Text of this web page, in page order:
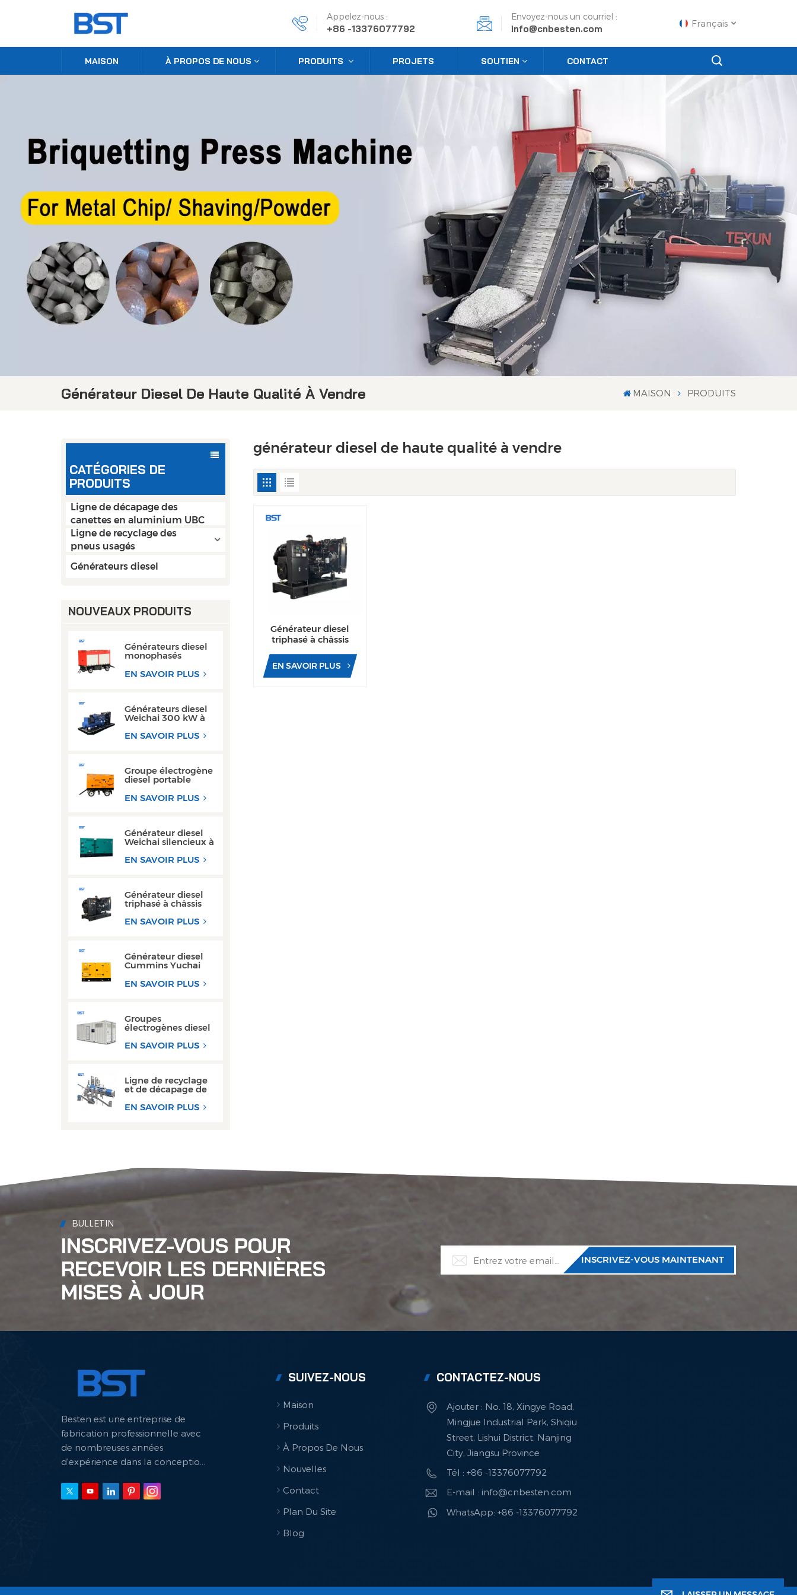
Appelez-nous :
+86 -13376077792
Envoyez-nous un courriel :
info@cnbesten.com
Français
English
Español
Português
عربي
日语
MAISON À PROPOS DE NOUS PRODUITS PROJETS SOUTIEN CONTACT
Générateur Diesel De Haute Qualité À Vendre MAISON PRODUITS
CATÉGORIES DE
PRODUITS
Ligne de décapage des
canettes en aluminium UBC
Ligne de recyclage des
pneus usagés
Générateurs diesel
NOUVEAUX PRODUITS
Générateurs diesel
monophasés
80 kW AC avec
EN SAVOIR PLUS
Générateurs diesel
Weichai 300 kW à
les opérations de
EN SAVOIR PLUS
Groupe électrogène
diesel portable
triphasé super
silencieux de type
EN SAVOIR PLUS
Générateur diesel
Weichai silencieux à
150 kVA à 200 kVA
EN SAVOIR PLUS
Générateur diesel
triphasé à châssis
ouvert haute
performance avec
EN SAVOIR PLUS
Générateur diesel
Cummins Yuchai
kW 200 kW pour
EN SAVOIR PLUS
Groupes
électrogènes diesel
de type conteneur
300 kW et 350 kVA,
EN SAVOIR PLUS
Ligne de recyclage
et de décapage de
canettes en
aluminium haute
EN SAVOIR PLUS
générateur diesel de haute qualité à vendre
Générateur diesel
triphasé à châssis
performance avec
moteur Yuchai
EN SAVOIR PLUS
BULLETIN
INSCRIVEZ-VOUS POUR
RECEVOIR LES DERNIÈRES
MISES À JOUR
Besten est une entreprise de
fabrication professionnelle avec
de nombreuses années
d'expérience dans la conception
hydrauliques.
SUIVEZ-NOUS
Maison
Produits
À Propos De Nous
Nouvelles
Contact
Plan Du Site
Blog
CONTACTEZ-NOUS
Ajouter : No. 18, Xingye Road,
Mingjue Industrial Park, Shiqiu
Street, Lishui District, Nanjing
City, Jiangsu Province
Tél : +86 -13376077792
E-mail : info@cnbesten.com
WhatsApp: +86 -13376077792